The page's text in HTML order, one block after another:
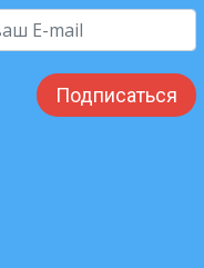
Подписаться